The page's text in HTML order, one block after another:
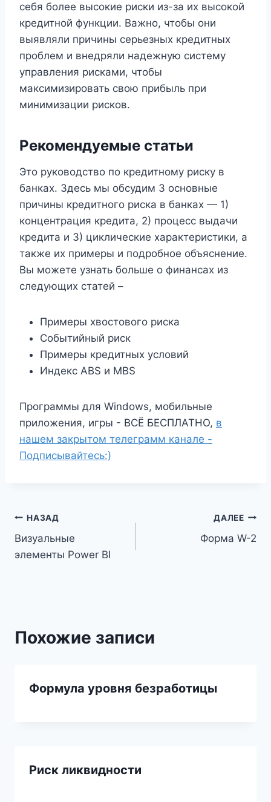
себя более высокие риски из-за их высокой
кредитной функции. Важно, чтобы они
выявляли причины серьезных кредитных
проблем и внедряли надежную систему
управления рисками, чтобы
максимизировать свою прибыль при
минимизации рисков.
Рекомендуемые статьи
Это руководство по кредитному риску в
банках. Здесь мы обсудим 3 основные
причины кредитного риска в банках — 1)
концентрация кредита, 2) процесс выдачи
кредита и 3) циклические характеристики, а
также их примеры и подробное объяснение.
Вы можете узнать больше о финансах из
следующих статей –
Примеры хвостового риска
Событийный риск
Примеры кредитных условий
Индекс ABS и MBS
Программы для Windows, мобильные
приложения, игры - ВСЁ БЕСПЛАТНО, в
нашем закрытом телеграмм канале -
Подписывайтесь:)
Навигация
по
НАЗАД
Визуальные
элементы Power BI
ДАЛЕЕ
Форма W-2
Похожие записи
Формула уровня безработицы
Риск ликвидности